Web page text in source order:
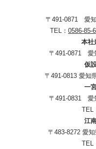
〒491-0871 愛
TEL： 0586-85-
本社
〒491-0871 愛
仮
〒491-0813 愛知
一
〒491-0831 愛
TEL
江
〒483-8272 愛
TEL